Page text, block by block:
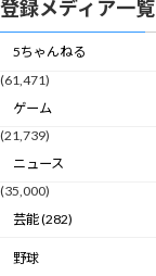
登録メディア一覧
5ちゃんねる
(61,471)
ゲーム
(21,739)
ニュース
(35,000)
芸能 (282)
野球